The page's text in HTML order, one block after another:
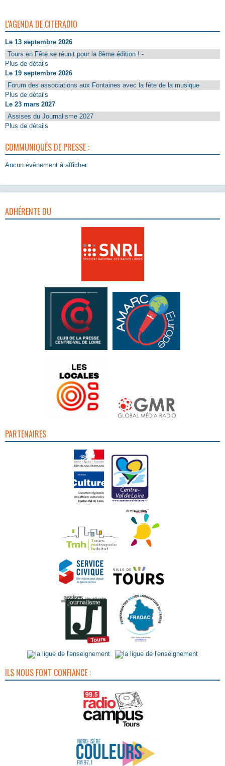
L'AGENDA DE CITERADIO
Le 13 septembre 2026
Tours en Fête se réunit pour la 8ème édition ! -
Plus de détails
Le 19 septembre 2026
Forum des associations aux Fontaines avec la fête de la musique
Plus de détails
Le 23 mars 2027
Assises du Journalisme 2027
Plus de détails
COMMUNIQUÉS DE PRESSE :
Aucun évènement à afficher.
ADHÉRENTE DU
PARTENAIRES
ILS NOUS FONT CONFIANCE :